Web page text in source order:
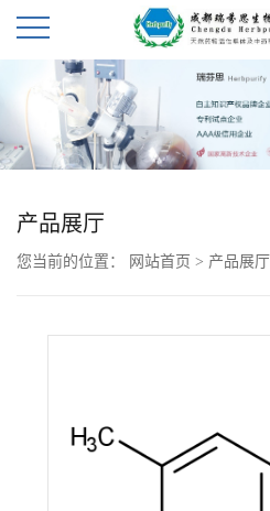
产品展厅
您当前的位置： 网站首页 > 产品展厅